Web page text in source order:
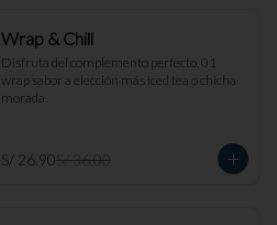
Wrap & Chill
Disfruta del complemento perfecto, 01
wrap sabor a elección más iced tea o chicha
morada.
S/ 26.90S/ 36.00